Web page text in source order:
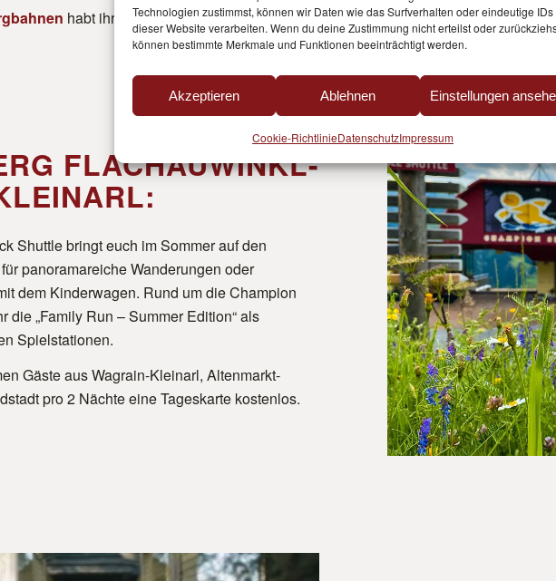
Technologien zustimmst, können wir Daten wie das Surfverhalten oder eindeutige IDs
dieser Website verarbeiten. Wenn du deine Zustimmung nicht erteilst oder
können bestimmte Merkmale und Funktionen beeinträchtigt werden.
Akzeptieren Ablehnen Einstellungen
Cookie-RichtlinieDatenschutzImpressum
habt ihr Vorteile:
FLACHAUWINKL-
Shuttle bringt euch im Sommer auf den
panoramareiche Wanderungen oder
dem Kinderwagen. Rund um die Champion
die „Family Run – Summer Edition“ als
Spielstationen.
Gäste aus Wagrain-Kleinarl, Altenmarkt-
pro 2 Nächte eine Tageskarte kostenlos.